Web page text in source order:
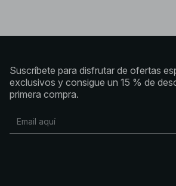
Suscríbete para disfrutar de ofertas
exclusivos y consigue un 15 % de
primera compra.